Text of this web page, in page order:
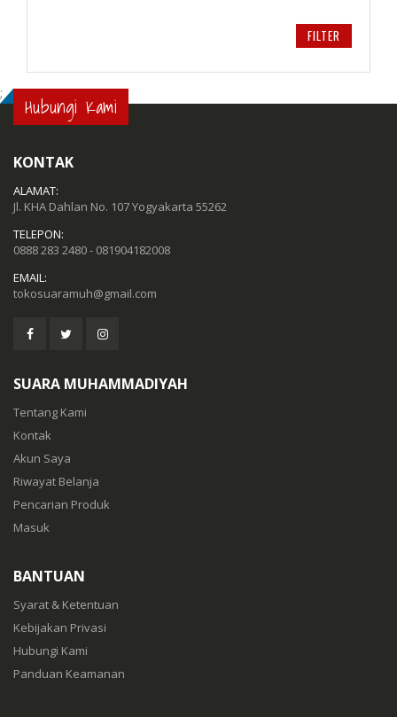
FILTER
; Hubungi Kami
KONTAK
ALAMAT:
Jl. KHA Dahlan No. 107 Yogyakarta 55262
TELEPON:
0888 283 2480 - 081904182008
EMAIL:
tokosuaramuh@gmail.com
SUARA MUHAMMADIYAH
Tentang Kami
Kontak
Akun Saya
Riwayat Belanja
Pencarian Produk
Masuk
BANTUAN
Syarat & Ketentuan
Kebijakan Privasi
Hubungi Kami
Panduan Keamanan